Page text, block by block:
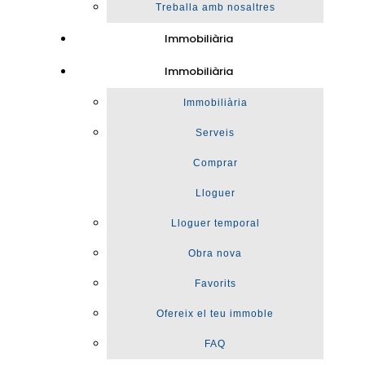
Treballa amb nosaltres
Immobiliària
Immobiliària
Immobiliària
Serveis
Comprar
Lloguer
Lloguer temporal
Obra nova
Favorits
Ofereix el teu immoble
FAQ